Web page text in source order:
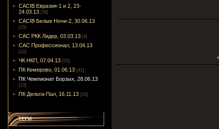
CACIB Евразия-1 и 2, 23-
24.03.13 [38]
CACIB Белые Ночи-2, 30.06.13
[15]
САС РКК Лидер, 03.03.13 [6]
САС Профессионал, 13.04.13
[12]
ЧК НКП, 07.04.13 [53]
ПК Кемерово, 01.06.13 [41]
ПК Чемпионат Борзых, 28.06.13
[23]
ПК Дельта-Пал, 16.11.13 [20]
ТЕГИ